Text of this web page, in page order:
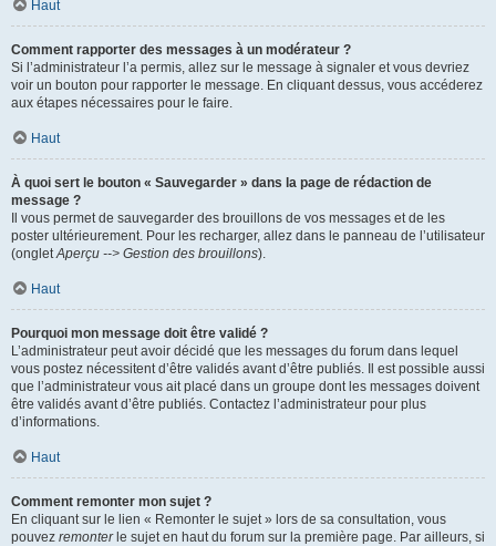
Haut
Comment rapporter des messages à un modérateur ?
Si l’administrateur l’a permis, allez sur le message à signaler et vous devriez
voir un bouton pour rapporter le message. En cliquant dessus, vous accéderez
aux étapes nécessaires pour le faire.
Haut
À quoi sert le bouton « Sauvegarder » dans la page de rédaction de
message ?
Il vous permet de sauvegarder des brouillons de vos messages et de les
poster ultérieurement. Pour les recharger, allez dans le panneau de l’utilisateur
(ongletAperçu --> Gestion des brouillons).
Haut
Pourquoi mon message doit être validé ?
L’administrateur peut avoir décidé que les messages du forum dans lequel
vous postez nécessitent d’être validés avant d’être publiés. Il est possible aussi
que l’administrateur vous ait placé dans un groupe dont les messages doivent
être validés avant d’être publiés. Contactez l’administrateur pour plus
d’informations.
Haut
Comment remonter mon sujet ?
En cliquant sur le lien « Remonter le sujet » lors de sa consultation, vous
pouvez remonterle sujet en haut du forum sur la première page. Par ailleurs, si